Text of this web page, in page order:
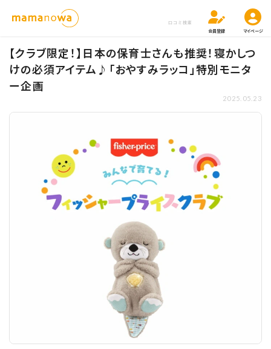
口コミ検索
会員登録
マイページ
【クラブ限定！】日本の保育士さんも推奨！寝かしつ
けの必須アイテム♪「おやすみラッコ」特別モニタ
ー企画
2025.05.23